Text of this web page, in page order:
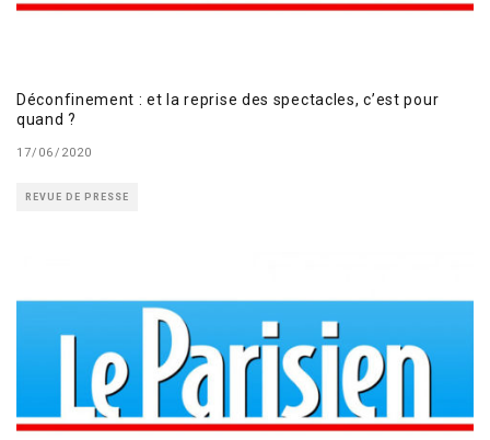
Déconfinement : et la reprise des spectacles, c’est pour
quand ?
17/06/2020
REVUE DE PRESSE